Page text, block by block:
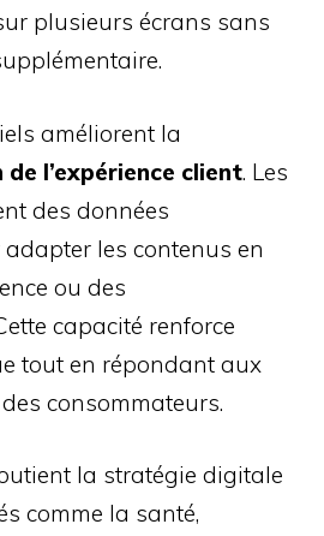
plusieurs écrans sans
améliorent la
l’expérience client. Les
des données
les contenus en
ou des
capacité renforce
tout en répondant aux
consommateurs.
la stratégie digitale
comme la santé,